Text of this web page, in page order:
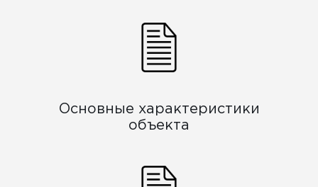
Основные характеристики
объекта